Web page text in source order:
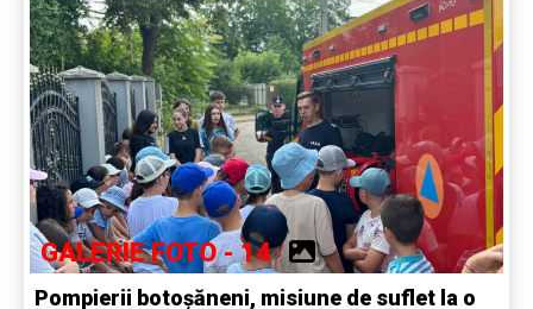
GALERIE FOTO - 14
Pompierii botoșăneni, misiune de suflet la o